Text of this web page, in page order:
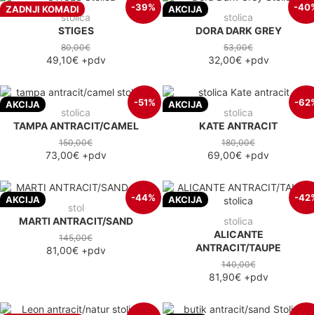
ZADNJI KOMADI -39%
stolica
STIGES
80,00€
49,10€+pdv
AKCIJA -
stolica
DORA DARK GREY
53,00€
32,00€+pdv
AKCIJA -51%
stolica
TAMPA ANTRACIT/CAMEL
150,00€
73,00€+pdv
AKCIJA -
stolica
KATE ANTRACIT
180,00€
69,00€ +pdv
AKCIJA -44%
stol
MARTI ANTRACIT/SAND
145,00€
81,00€+pdv
AKCIJA -
stolica
ALICANTE
ANTRACIT/TAUPE
140,00€
81,90€+pdv